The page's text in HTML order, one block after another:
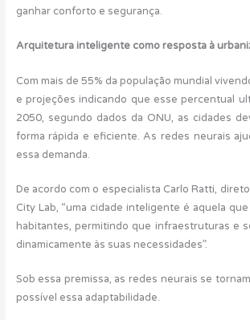
ganhar conforto e segurança.
Arquitetura inteligente como resposta à
Com mais de 55% da população mundial
e projeções indicando que esse percentual
2050, segundo dados da ONU, as cidades
forma rápida e eficiente. As redes neurais
essa demanda.
De acordo com o especialista Carlo Ratti,
City Lab, “uma cidade inteligente é aquela
habitantes, permitindo que infraestruturas e
dinamicamente às suas necessidades”.
Sob essa premissa, as redes neurais se
possível essa adaptabilidade.